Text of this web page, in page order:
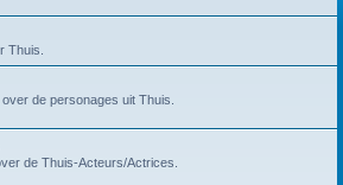
Thuis.
de personages uit Thuis.
de Thuis-Acteurs/Actrices.